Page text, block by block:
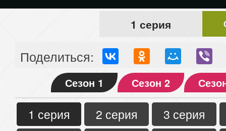
1 серия
Поделиться:
Сезон 1 Сезон 2
1 серия 2 серия
3 серия